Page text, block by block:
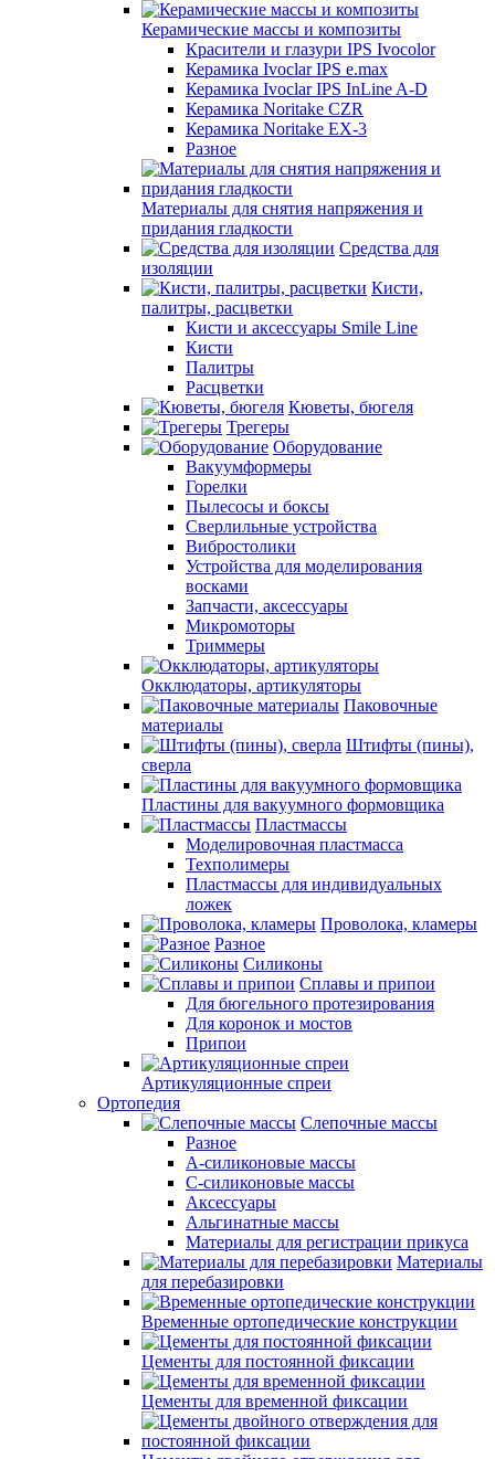
Керамические массы и композиты
Красители и глазури IPS Ivocolor
Керамика Ivoclar IPS e.max
Керамика Ivoclar IPS InLine A-D
Керамика Noritake CZR
Керамика Noritake EX-3
Разное
Материалы для снятия напряжения и
придания гладкости
Средства для
изоляции
Кисти,
палитры, расцветки
Кисти и аксессуары Smile Line
Кисти
Палитры
Расцветки
Кюветы, бюгеля
Трегеры
Оборудование
Вакуумформеры
Горелки
Пылесосы и боксы
Сверлильные устройства
Вибростолики
Устройства для моделирования
восками
Запчасти, аксессуары
Микромоторы
Триммеры
Окклюдаторы, артикуляторы
Паковочные
материалы
Штифты (пины),
сверла
Пластины для вакуумного формовщика
Пластмассы
Моделировочная пластмасса
Техполимеры
Пластмассы для индивидуальных
ложек
Проволока, кламеры
Разное
Силиконы
Сплавы и припои
Для бюгельного протезирования
Для коронок и мостов
Припои
Артикуляционные спреи
Ортопедия
Слепочные массы
Разное
А-силиконовые массы
С-силиконовые массы
Аксессуары
Альгинатные массы
Материалы для регистрации прикуса
Материалы
для перебазировки
Временные ортопедические конструкции
Цементы для постоянной фиксации
Цементы для временной фиксации